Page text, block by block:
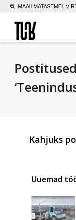
MAAILMATASEMEL
Kahjuks
Uuemad